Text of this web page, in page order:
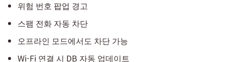
위험 번호 팝업 경고
스팸 전화 자동 차단
오프라인 모드에서도 차단 가능
Wi-Fi 연결 시 DB 자동 업데이트